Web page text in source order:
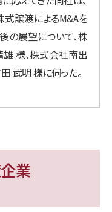
譲渡によるM&Aを
の展望について、株
様、株式会社南出
武明 様に伺った。
業